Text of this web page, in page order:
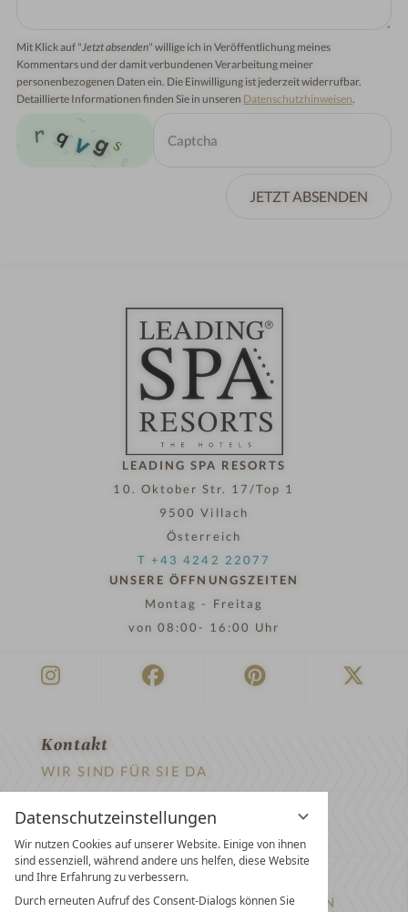
Datenschutzeinstellungen
Wir nutzen Cookies auf unserer Website. Einige von ihnen
sind essenziell, während andere uns helfen, diese Website
und Ihre Erfahrung zu verbessern.
Durch erneuten Aufruf des Consent-Dialogs können Sie
Mit Klick auf " Jetzt absenden" willige ich in Veröffentlichung meines
Kommentars und der damit verbundenen Verarbeitung meiner
personenbezogenen Daten ein. Die Einwilligung ist jederzeit widerrufbar.
Detaillierte Informationen finden Sie in unseren Datenschutzhinweisen.
JETZT ABSENDEN
LEADING SPA RESORTS
10. Oktober Str. 17/Top 1
9500 Villach
Österreich
T +43 4242 22077
UNSERE ÖFFNUNGSZEITEN
Montag - Freitag
von 08:00- 16:00 Uhr
Kontakt
WIR SIND FÜR SIE DA
Newsletter
EXKLUSIVE ANGEBOTE SICHERN
Partnerhotel werden
LASSEN SIE IHR HOTEL AUSZEICHNEN